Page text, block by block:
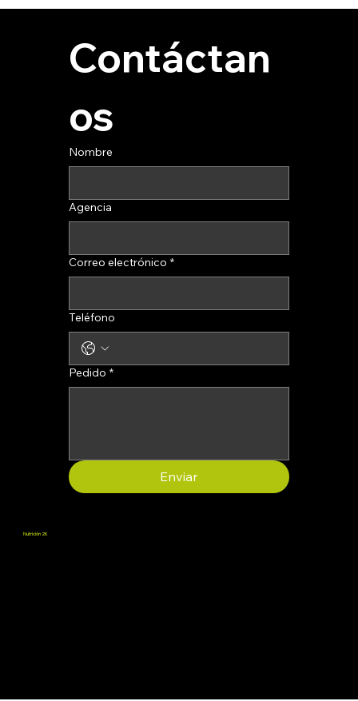
Contáctan
os
Nombre
Agencia
Correo electrónico *
Teléfono
Pedido *
Enviar
Nutrición 2K